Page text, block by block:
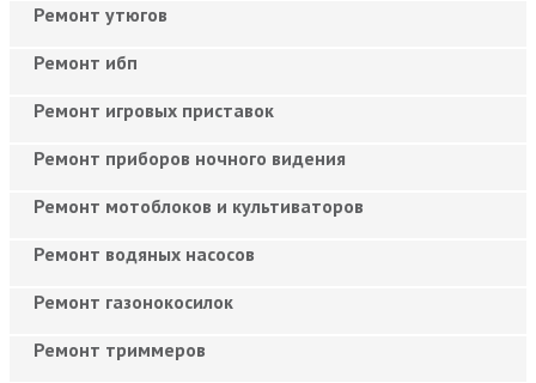
Ремонт утюгов
Ремонт ибп
Ремонт игровых приставок
Ремонт приборов ночного видения
Ремонт мотоблоков и культиваторов
Ремонт водяных насосов
Ремонт газонокосилок
Ремонт триммеров